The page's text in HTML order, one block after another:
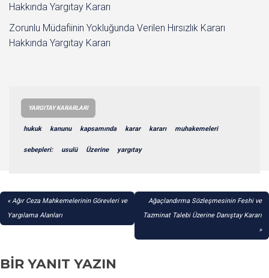
Hakkında Yargıtay Kararı
Zorunlu Müdafiinin Yokluğunda Verilen Hırsızlık Kararı
Hakkında Yargıtay Kararı
YARGITAY KARARLARI
hukuk kanunu kapsamında karar kararı muhakemeleri
sebepleri: usulü Üzerine yargıtay
YAZI
GEZINMESI
Ağır Ceza Mahkemelerinin Görevleri ve
Yargılama Alanları
Ağaçlandırma Sözleşmesinin Feshi ve
Tazminat Talebi Üzerine Danıştay Kararı
BIR YANIT YAZIN